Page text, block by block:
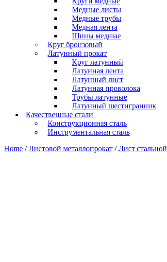
Медные листы
Медные трубы
Медная лента
Шины медные
Круг бронзовый
Латунный прокат
Круг латунный
Латунная лента
Латунный лист
Латунная проволока
Трубы латунные
Латунный шестигранник
Качественные стали
Конструкционная сталь
Инструментальная сталь
Home /Листовой металлопрокат /Лист стальной